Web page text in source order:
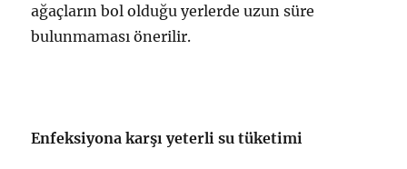
ağaçların bol olduğu yerlerde uzun süre
bulunmaması önerilir.
Enfeksiyona karşı yeterli su tüketimi